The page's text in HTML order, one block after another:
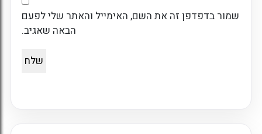
שמור בדפדפן זה את השם, האימייל והאתר שלי לפעם
הבאה שאגיב.